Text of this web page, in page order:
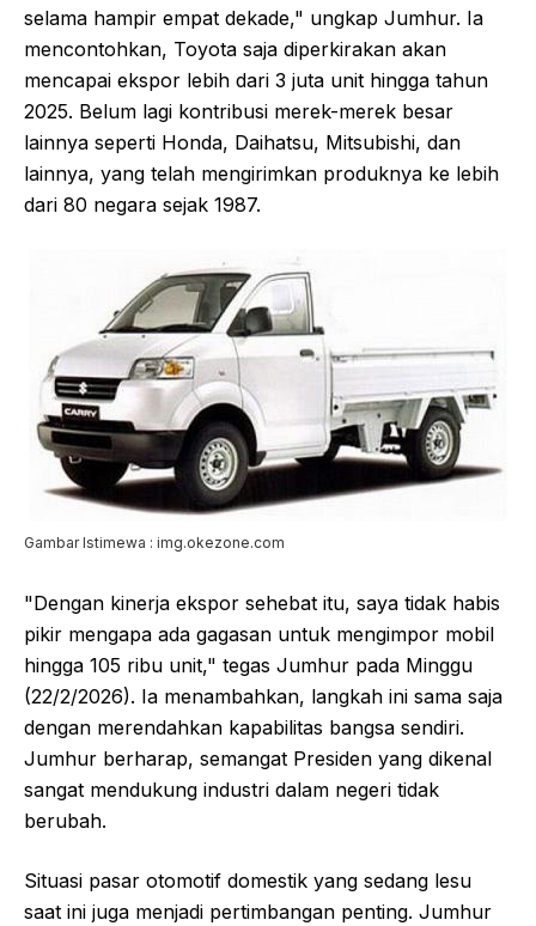
selama hampir empat dekade," ungkap Jumhur. Ia
mencontohkan, Toyota saja diperkirakan akan
mencapai ekspor lebih dari 3 juta unit hingga tahun
2025. Belum lagi kontribusi merek-merek besar
lainnya seperti Honda, Daihatsu, Mitsubishi, dan
lainnya, yang telah mengirimkan produknya ke lebih
dari 80 negara sejak 1987.
Gambar Istimewa : img.okezone.com
"Dengan kinerja ekspor sehebat itu, saya tidak habis
pikir mengapa ada gagasan untuk mengimpor mobil
hingga 105 ribu unit," tegas Jumhur pada Minggu
(22/2/2026). Ia menambahkan, langkah ini sama saja
dengan merendahkan kapabilitas bangsa sendiri.
Jumhur berharap, semangat Presiden yang dikenal
sangat mendukung industri dalam negeri tidak
berubah.
Situasi pasar otomotif domestik yang sedang lesu
saat ini juga menjadi pertimbangan penting. Jumhur